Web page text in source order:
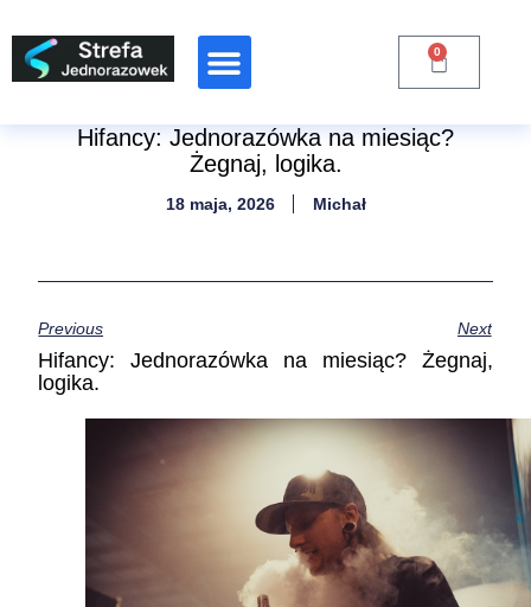
0
Hifancy: Jednorazówka na miesiąc?
Żegnaj, logika.
18 maja, 2026 Michał
Previous Next
Hifancy: Jednorazówka na miesiąc? Żegnaj,
logika.